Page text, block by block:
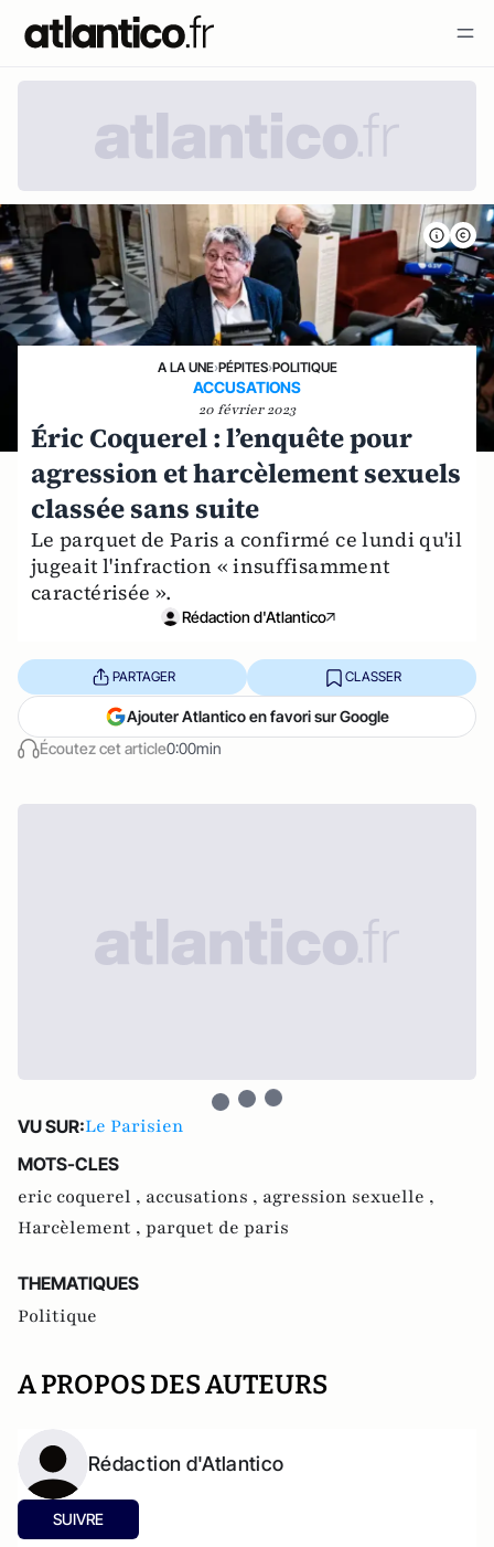
A LA UNE›PÉPITES›POLITIQUE
ACCUSATIONS
20 février 2023
Éric Coquerel : l’enquête pour
agression et harcèlement sexuels
classée sans suite
Le parquet de Paris a confirmé ce lundi qu'il
jugeait l'infraction « insuffisamment
caractérisée ».
Rédaction d'Atlantico
Écoutez cet article0:00min
PARTAGER CLASSER
Ajouter Atlantico en favori sur Google
VU SUR:Le Parisien
MOTS-CLES
eric coquerel , accusations , agression sexuelle ,
Harcèlement , parquet de paris
THEMATIQUES
Politique
A PROPOS DES AUTEURS
Rédaction d'Atlantico
SUIVRE